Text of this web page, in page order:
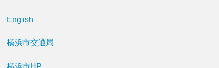
English
横浜市交通局
横浜市HP